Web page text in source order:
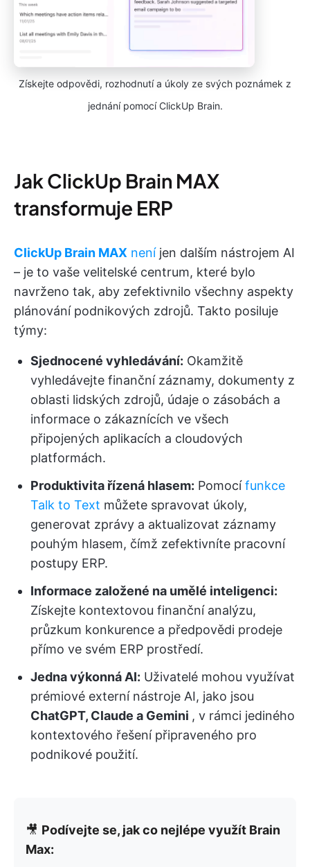
Získejte odpovědi, rozhodnutí a úkoly ze svých poznámek z
jednání pomocí ClickUp Brain.
Jak ClickUp Brain MAX
transformuje ERP
ClickUp Brain MAX není jen dalším nástrojem AI
– je to vaše velitelské centrum, které bylo
navrženo tak, aby zefektivnilo všechny aspekty
plánování podnikových zdrojů. Takto posiluje
týmy:
Sjednocené vyhledávání: Okamžitě
vyhledávejte finanční záznamy, dokumenty z
oblasti lidských zdrojů, údaje o zásobách a
informace o zákaznících ve všech
připojených aplikacích a cloudových
platformách.
Produktivita řízená hlasem: Pomocífunkce
Talk to Text můžete spravovat úkoly,
generovat zprávy a aktualizovat záznamy
pouhým hlasem, čímž zefektivníte pracovní
postupy ERP.
Informace založené na umělé inteligenci:
Získejte kontextovou finanční analýzu,
průzkum konkurence a předpovědi prodeje
přímo ve svém ERP prostředí.
Jedna výkonná AI: Uživatelé mohou využívat
prémiové externí nástroje AI, jako jsou
ChatGPT, Claude a Gemini , v rámci jediného
kontextového řešení připraveného pro
podnikové použití.
🎥 Podívejte se, jak co nejlépe využít Brain
Max: